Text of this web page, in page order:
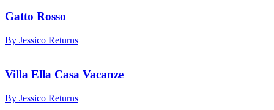
Gatto Rosso
By Jessico Returns
Villa Ella Casa Vacanze
By Jessico Returns